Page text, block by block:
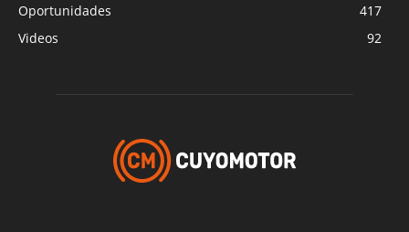
Oportunidades
417
Videos
92